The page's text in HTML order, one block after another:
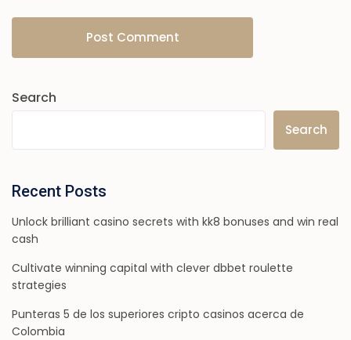
Search
Search
Recent Posts
Unlock brilliant casino secrets with kk8 bonuses and win real
cash
Cultivate winning capital with clever dbbet roulette
strategies
Punteras 5 de los superiores cripto casinos acerca de
Colombia